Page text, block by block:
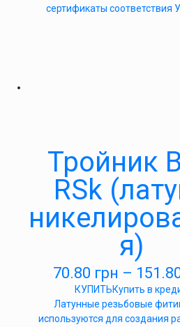
сертификаты соответствия
Тройник
RSk
я)
70.80 грн –
КУПИТЬКупить в
Латунные резьбовые
используются для создания